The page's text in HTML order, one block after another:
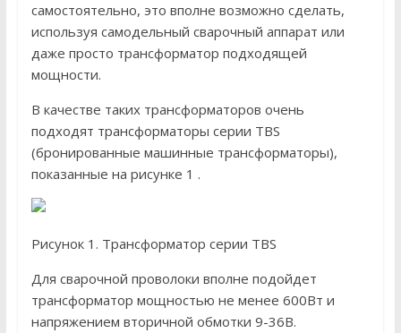
самостоятельно, это вполне возможно сделать,
используя самодельный сварочный аппарат или
даже просто трансформатор подходящей
мощности.
В качестве таких трансформаторов очень
подходят трансформаторы серии TBS
(бронированные машинные трансформаторы),
показанные на рисунке 1 .
Рисунок 1. Трансформатор серии TBS
Для сварочной проволоки вполне подойдет
трансформатор мощностью не менее 600Вт и
напряжением вторичной обмотки 9-36В.